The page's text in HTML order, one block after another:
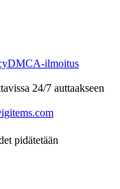
DMCA-ilmoitus
24/7 auttaakseen
pidätetään